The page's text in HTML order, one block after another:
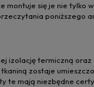
się je nie tylko
poniższego
izolację termiczną
zostaje
te mają niezbędne